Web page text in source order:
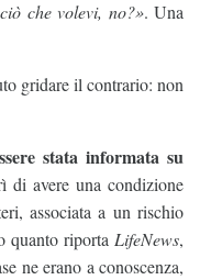
che volevi, no?». Una
gridare il contrario: non
stata informata su
di avere una condizione
associata a un rischio
quanto riporta LifeNews,
ne erano a conoscenza,